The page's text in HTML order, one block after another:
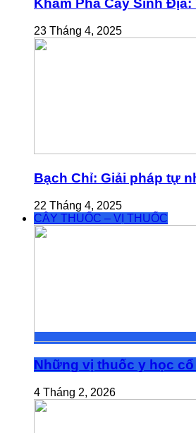
Khám Phá Cây Sinh
23 Tháng 4, 2025
Bạch Chỉ: Giải pháp tự
22 Tháng 4, 2025
CÂY THUỐC – VỊ THUỐC
Những vị thuốc y học
4 Tháng 2, 2026